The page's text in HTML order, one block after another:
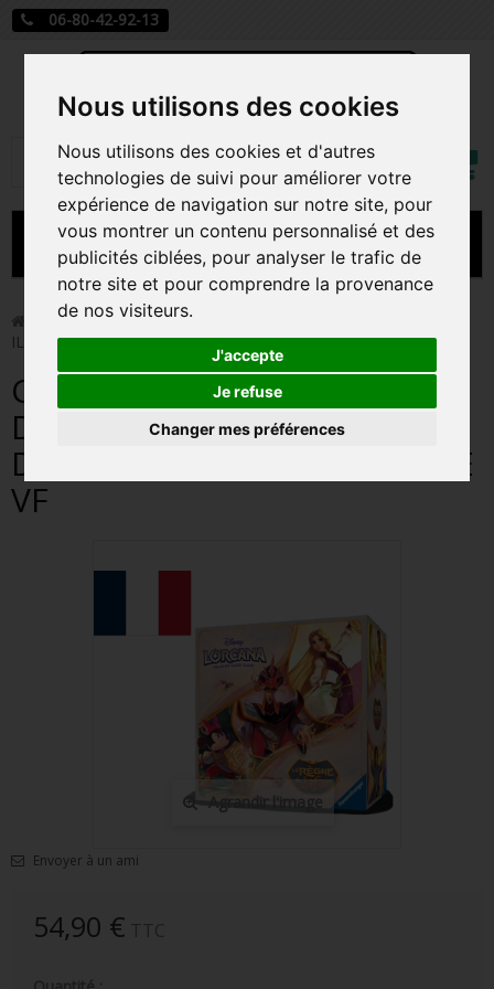
Nous utilisons des cookies
Nous utilisons des cookies et d'autres
technologies de suivi pour améliorer votre
expérience de navigation sur notre site, pour
vous montrer un contenu personnalisé et des
publicités ciblées, pour analyser le trafic de
notre site et pour comprendre la provenance
de nos visiteurs.
J'accepte
Je refuse
Changer mes préférences
06-80-42-92-13
Rechercher
Mon
MENU
CARTE A JOUER
PRÉCOMMANDE FIGURINES POP
FIGURINES POP MANGA
FIGURINES POP DISNEY
FIGURINES POP MARVEL
FIGURINES POP HARRY POTTER
FIGURINES POP STAR WARS
FIGURINES POP SEIGNEUR DES ANNEAUX
FIGURINES POP DC COMICS
Carte a jouer >
COFFRET LORCANA TRESOR DES
ILLUMINEURS LE REGNE DE JAFAR CHAPITRE 8 / CARTE VF
COFFRET LORCANA TRESOR
DES ILLUMINEURS LE REGNE
DE JAFAR CHAPITRE 8 / CARTE
VF
Agrandir l'image
Envoyer à un ami
54,90 €